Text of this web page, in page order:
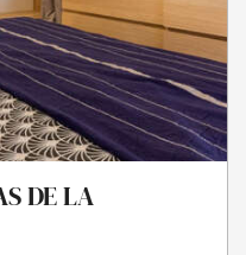
DE LA